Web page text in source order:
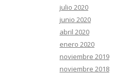
julio 2020
junio 2020
abril 2020
enero 2020
noviembre 2019
noviembre 2018